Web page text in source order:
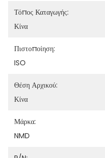
Τόπος Καταγωγής:
Κίνα
Πιστοποίηση:
ISO
Θέση Αρχικού:
Κίνα
Μάρκα:
NMD